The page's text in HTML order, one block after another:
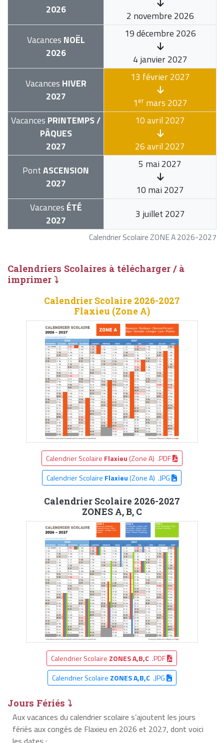
Calendrier Scolaire ZONE A 2026-2027
2026
2 novembre 2026
Vacances NOËL
2026
19 décembre 2026
4 janvier 2027
Vacances HIVER
2027
13 février 2027
1ermars 2027
Vacances PRINTEMPS /
PÂQUES
2027
10 avril 2027
26 avril 2027
PontASCENSION
2027
5 mai 2027
10 mai 2027
Vacances ÉTÉ
2027
3 juillet 2027
Calendriers Scolaires à télécharger / à
imprimer ⤵
Calendrier Scolaire 2026-2027
Flaxieu (Zone A)
Calendrier Scolaire Flaxieu (Zone A) .PDF
Calendrier Scolaire Flaxieu(Zone A) .JPG
Calendrier Scolaire 2026-2027
ZONES A, B, C
Calendrier Scolaire ZONES A,B,C .PDF
Calendrier Scolaire ZONES A,B,C.JPG
Jours Fériés ⤵
Aux vacances du calendrier scolaire s’ajoutent les jours
fériés aux congés de Flaxieu en 2026 et 2027, dont voici